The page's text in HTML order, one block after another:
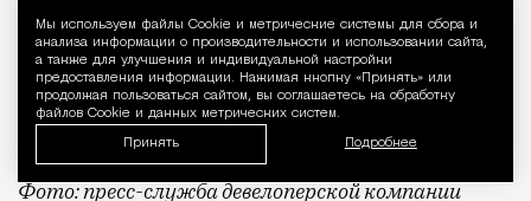
Уведомление
Мы используем файлы Сookie и метрические системы для сбора и
анализа информации о производительности и использовании сайта,
а также для улучшения и индивидуальной настройки
предоставления информации. Нажимая кнопку «Принять» или
продолжая пользоваться сайтом, вы соглашаетесь на обработку
файлов Cookie и данных метрических систем.
Принять Подробнее
только что откуда-то издалека приехала
отдохнувшей.
С проектной декларацией можно ознакомиться по
Фото:пресс-служба девелоперской компании